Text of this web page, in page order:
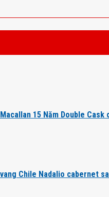
15 Năm Double Cask
Chile Nadalio cabernet